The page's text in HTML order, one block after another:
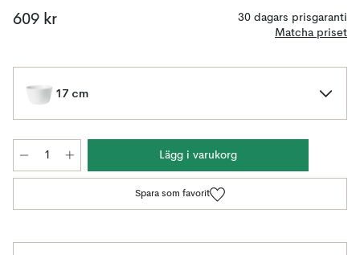
609 kr
30 dagars prisgaranti
Matcha priset
17 cm
Lägg i varukorg
Spara som favorit